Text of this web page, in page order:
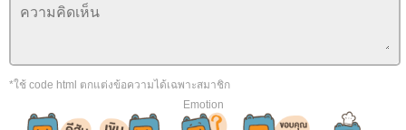
*ใช้ code html ตกแต่งข้อความได้เฉพาะสมาชิก
Emotion